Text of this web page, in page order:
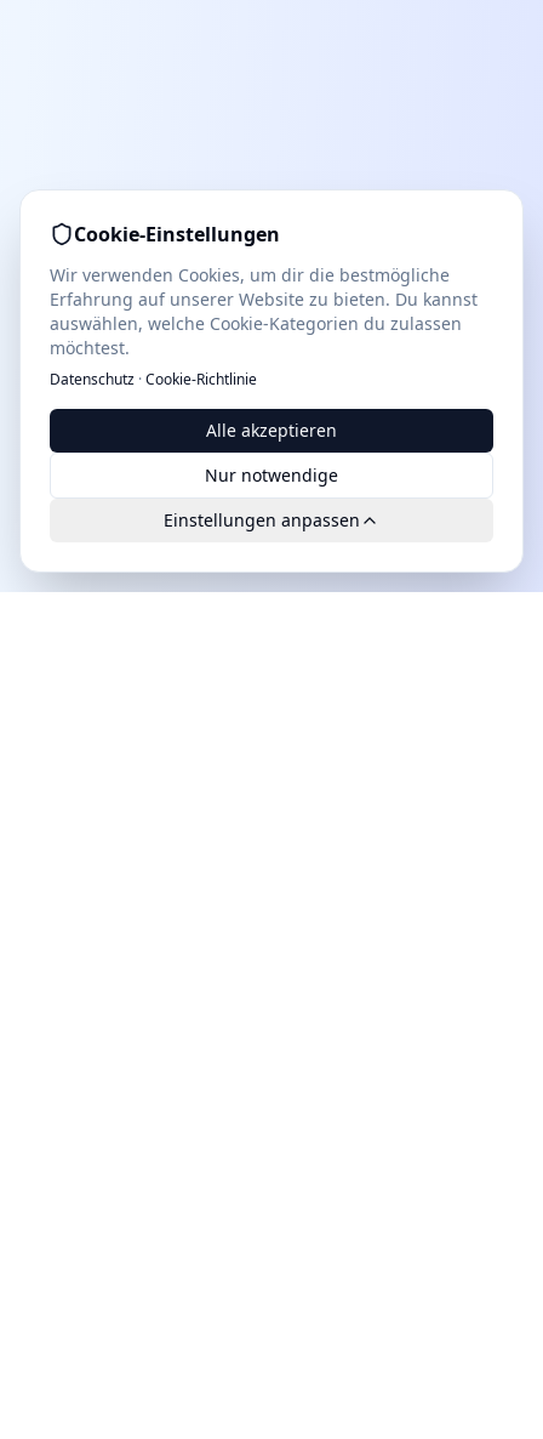
Cookie-Einstellungen
Wir verwenden Cookies, um dir die bestmögliche
Erfahrung auf unserer Website zu bieten. Du kannst
auswählen, welche Cookie-Kategorien du zulassen
möchtest.
Datenschutz ·Cookie-Richtlinie
Alle akzeptieren
Nur notwendige
Einstellungen anpassen